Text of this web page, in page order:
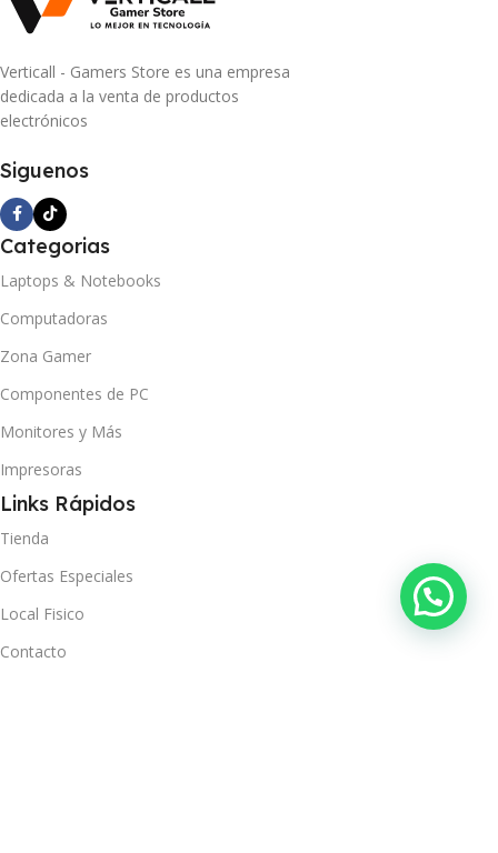
Verticall - Gamers Store es una empresa
dedicada a la venta de productos
electrónicos
Siguenos
Categorias
Laptops & Notebooks
Computadoras
Zona Gamer
Componentes de PC
Monitores y Más
Impresoras
Links Rápidos
Tienda
Ofertas Especiales
Local Fisico
Contacto